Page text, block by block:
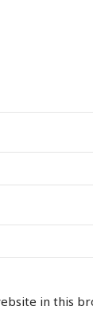
in this